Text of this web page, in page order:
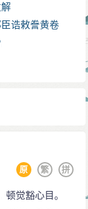
诰敕誊黄卷
拼
繁
原
觉豁心目。